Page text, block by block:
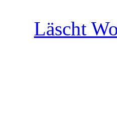
Läscht